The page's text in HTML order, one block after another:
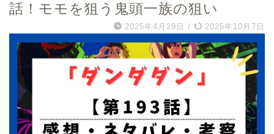
話！モモを狙う鬼頭一族の狙い
2025年4月29日 / 2025年10月7日